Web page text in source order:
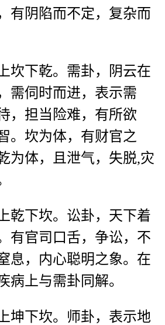
有阴陷而不定，复杂而
坎下乾。需卦，阴云在
需伺时而进，表示需
，担当险难，有所欲
。坎为体，有财官之
为体，且泄气，失脱,灾
乾下坎。讼卦，天下着
有官司口舌，争讼，不
息，内心聪明之象。在
病上与需卦同解。
坤下坎。师卦，表示地